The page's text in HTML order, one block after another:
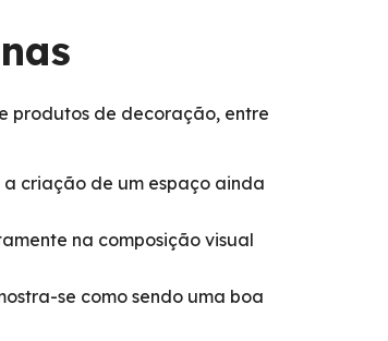
produtos de decoração, entre
criação de um espaço ainda
na composição visual
se como sendo uma boa